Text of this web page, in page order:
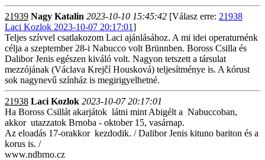
21939 Nagy Katalin 2023-10-10 15:45:42 [Válasz erre: 21938
Laci Kozlok 2023-10-07 20:17:01]
Teljes szívvel csatlakozom Laci ajánlásához. A mi idei operaturnénk
célja a szeptember 28-i Nabucco volt Brünnben. Boross Csilla és
Dalibor Jenis egészen kiváló volt. Nagyon tetszett a társulat
mezzójának (Václava Krejčí Housková) teljesítménye is. A kórust
sok nagynevű színház is megirigyelhetné.
21938 Laci Kozlok 2023-10-07 20:17:01
Ha Boross Csillát akarjátok látni mint Abigélt a Nabuccoban,
akkor utazzatok Brnoba - oktober 15, vasárnap.
Az eloadás 17-orakkor kezdodik. / Dalibor Jenis kituno bariton és a
korus is. /
www.ndbrno.cz